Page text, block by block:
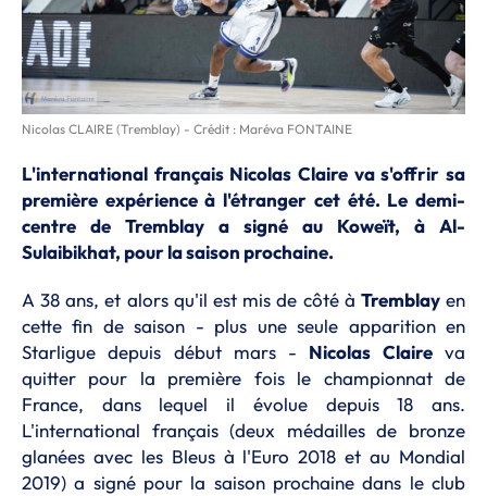
Nicolas CLAIRE (Tremblay) - Crédit : Maréva FONTAINE
L'international français Nicolas Claire va s'offrir sa
première expérience à l'étranger cet été. Le demi-
centre de Tremblay a signé au Koweït, à Al-
Sulaibikhat, pour la saison prochaine.
A 38 ans, et alors qu'il est mis de côté à Tremblayen
cette fin de saison - plus une seule apparition en
Starligue depuis début mars - Nicolas Claireva
quitter pour la première fois le championnat de
France, dans lequel il évolue depuis 18 ans.
L'international français (deux médailles de bronze
glanées avec les Bleus à l'Euro 2018 et au Mondial
2019) a signé pour la saison prochaine dans le club